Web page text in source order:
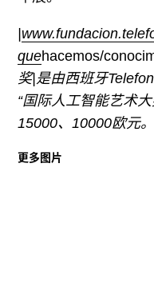
quehacemos/
奖|是由西班牙
“国际人工智能艺术
15000、10000欧元。
更多图片